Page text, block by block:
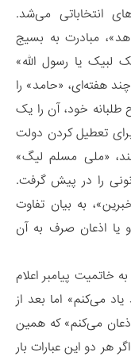
انتخاباتی می‌شد.
مبادرت به بسیج
لبیک یا رسول الله»
یک تحصن چند هفته‌ای، «حامد» را
طلبانه خود، آن را یک
تعطیل کردن دولت
«ملی مسلم لیگ»
را در پیش گرفت.
به بیان تفاوت
اذعان صرف به آن
خاتمیت پیامبر اعلام
می‌کنم» اما بعد از
می‌کنم» که همین
هر دو این عبارات بار